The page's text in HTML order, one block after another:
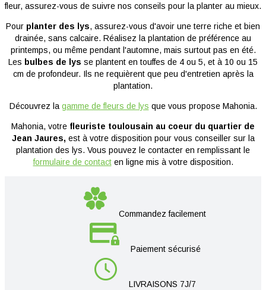
fleur, assurez-vous de suivre nos conseils pour la planter au mieux.
Pour planter des lys, assurez-vous d'avoir une terre riche et bien
drainée, sans calcaire. Réalisez la plantation de préférence au
printemps, ou même pendant l'automne, mais surtout pas en été.
Les bulbes de lys se plantent en touffes de 4 ou 5, et à 10 ou 15
cm de profondeur. Ils ne requièrent que peu d'entretien après la
plantation.
Découvrez lagamme de fleurs de lys que vous propose Mahonia.
Mahonia, votre fleuriste toulousain au coeur du quartier de
Jean Jaures, est à votre disposition pour vous conseiller sur la
plantation des lys. Vous pouvez le contacter en remplissant le
formulaire de contacten ligne mis à votre disposition.
Commandez facilement
Paiement sécurisé
LIVRAISONS 7J/7